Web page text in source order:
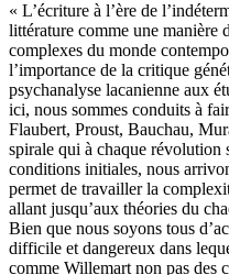
« L’écriture à l’ère de
littérature comme une manière
complexes du monde
l’importance de la critique
psychanalyse lacanienne aux
ici, nous sommes conduits à
Flaubert, Proust, Bauchau,
spirale qui à chaque révolution
conditions initiales, nous
permet de travailler la
allant jusqu’aux théories du
Bien que nous soyons tous
difficile et dangereux dans
comme Willemart non pas des